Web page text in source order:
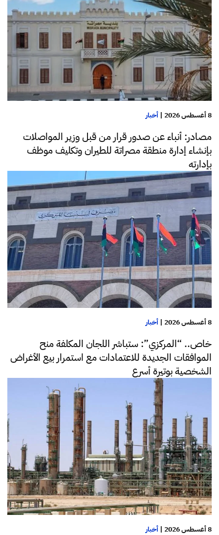
8 أغسطس 2026 | أخبار
مصادر: أنباء عن صدور قرار من قبل وزير المواصلات
بإنشاء إدارة منطقة مصراتة للطيران وتكليف موظف
بإدارته
8 أغسطس 2026 | أخبار
خاص.. “المركزي”: ستباشر اللجان المكلفة منح
الموافقات الجديدة للاعتمادات مع استمرار بيع الأغراض
الشخصية بوتيرة أسرع
8 أغسطس 2026 | أخبار